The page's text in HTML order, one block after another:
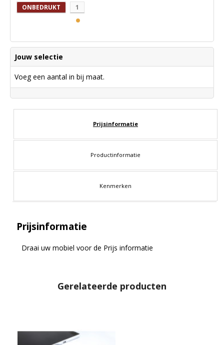
ONBEDRUKT 1
Jouw selectie
Voeg een aantal in bij maat.
Prijsinformatie
Productinformatie
Kenmerken
Prijsinformatie
Draai uw mobiel voor de Prijs informatie
Gerelateerde producten